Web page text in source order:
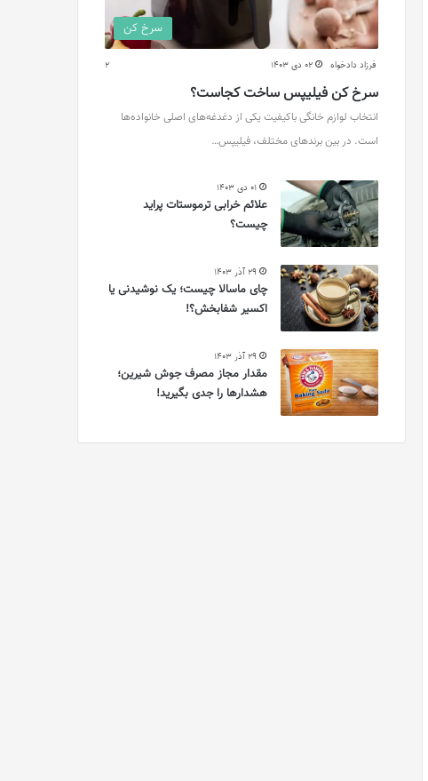
سرخ کن
فرزاد دادخواه 02 دی 1403 2
سرخ کن فیلیپس ساخت کجاست؟
انتخاب لوازم خانگی باکیفیت یکی از دغدغه‌های اصلی خانواده‌ها
است. در بین برندهای مختلف، فیلیپس…
01 دی 1403
علائم خرابی ترموستات پراید
چیست؟
29 آذر 1403
چای ماسالا چیست؛ یک نوشیدنی یا
اکسیر شفابخش؟!
29 آذر 1403
مقدار مجاز مصرف جوش شیرین؛
هشدارها را جدی بگیرید!